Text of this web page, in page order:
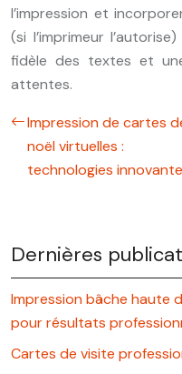
l’impression et
(si l’imprimeur
fidèle des textes et
attentes.
Impression de cartes
noël virtuelles :
technologies
Dernières
Impression bâche haute
pour résultats
Cartes de visite